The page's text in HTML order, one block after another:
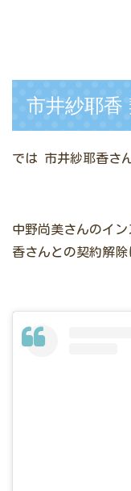
市井紗耶香
では 市井紗耶香さ
中野尚美さんのイン
香さんとの契約解除